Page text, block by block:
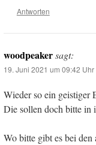
Antworten
woodpeakersagt:
19. Juni 2021 um 09:42 Uhr
Wieder so ein geistiger
Die sollen doch bitte in
Wo bitte gibt es bei den